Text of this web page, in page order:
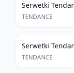
Serwetki
TENDANCE
Serwetki
TENDANCE